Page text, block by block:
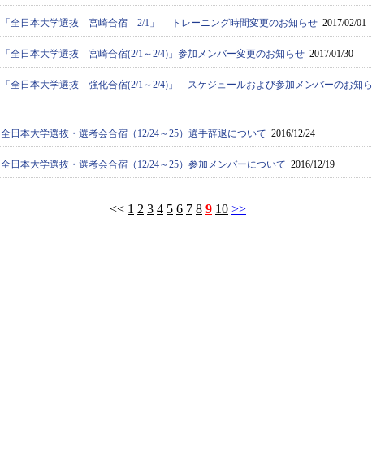
「全日本大学選抜 宮崎合宿 2/1」 トレーニング時間変更のお知らせ 2017/02/01
「全日本大学選抜 宮崎合宿(2/1～2/4)」参加メンバー変更のお知らせ 2017/01/30
「全日本大学選抜 強化合宿(2/1～2/4)」 スケジュールおよび参加メンバーのお知ら
全日本大学選抜・選考会合宿（12/24～25）選手辞退について 2016/12/24
全日本大学選抜・選考会合宿（12/24～25）参加メンバーについて 2016/12/19
<< 1 2 3 4 5 6 7 8 9 10 >>